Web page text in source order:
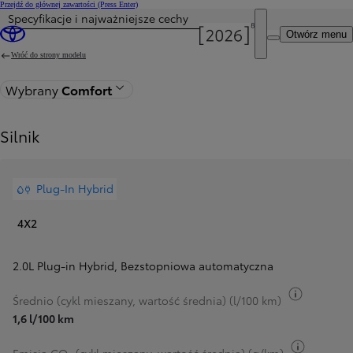
Przejdź do głównej zawartości (Press Enter)
Otwórz menu
Specyfikacje i najważniejsze cechy
Wróć do strony modelu
WybranyComfort
Silnik
Plug-In Hybrid
4X2
2.0L Plug-in Hybrid, Bezstopniowa automatyczna
Średnio (cykl mieszany, wartość średnia) (l/100 km)
1,6 l/100 km